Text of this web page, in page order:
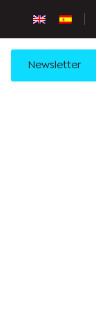
Newsletter